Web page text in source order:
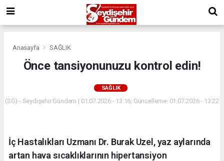
Anasayfa SAĞLIK
Önce tansiyonunuzu kontrol edin!
SAĞLIK
(SG) - Seydişehir Gündem | 01.07.2026 - 13:16, Güncelleme: 01.07.2026 - 13:22
İç Hastalıkları Uzmanı Dr. Burak Uzel, yaz aylarında
artan hava sıcaklıklarının hipertansiyon